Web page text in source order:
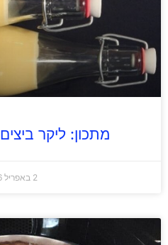
מתכון: ליקר ביצים Eier Cognac
2 באפריל 2026